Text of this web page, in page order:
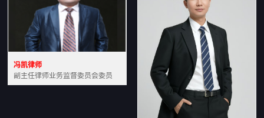
冯凯律师
副主任律师业务监督委员会委员